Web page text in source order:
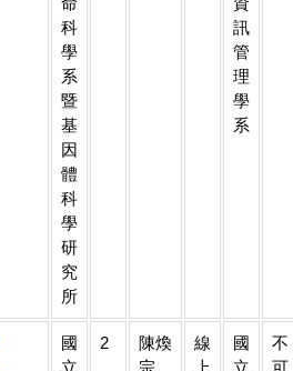
科
學
系
暨
基
因
體
科
學
研
究
所
訊
管
理
學
系
國
立
2
陳煥
宗
線
上
國
立
不
可